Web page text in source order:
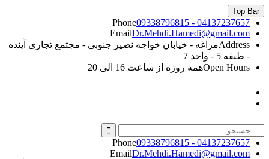
Skip
to
content
Top Bar
Phone09338796815 - 04137237657
EmailDr.Mehdi.Hamedi@gmail.com
Addressمراغه - خیابان خواجه نصیر جنوبی - مجتمع تجاری آینده
- طبقه 5 - واحد 7
Open Hoursهمه روزه از ساعت 16 الی 20
Search
for:
Phone09338796815 - 04137237657
EmailDr.Mehdi.Hamedi@gmail.com